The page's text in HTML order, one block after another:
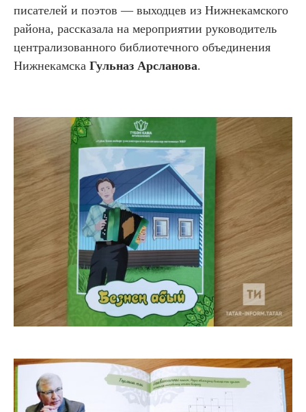
писателей и поэтов — выходцев из Нижнекамского
района, рассказала на мероприятии руководитель
централизованного библиотечного объединения
Нижнекамска Гульназ Арсланова.